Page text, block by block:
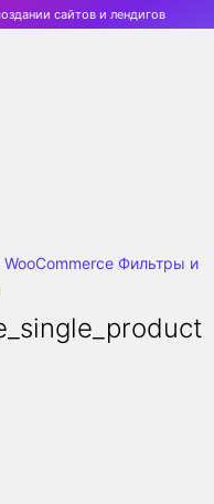
сайтов и лендигов
WooCommerce Фильтры и